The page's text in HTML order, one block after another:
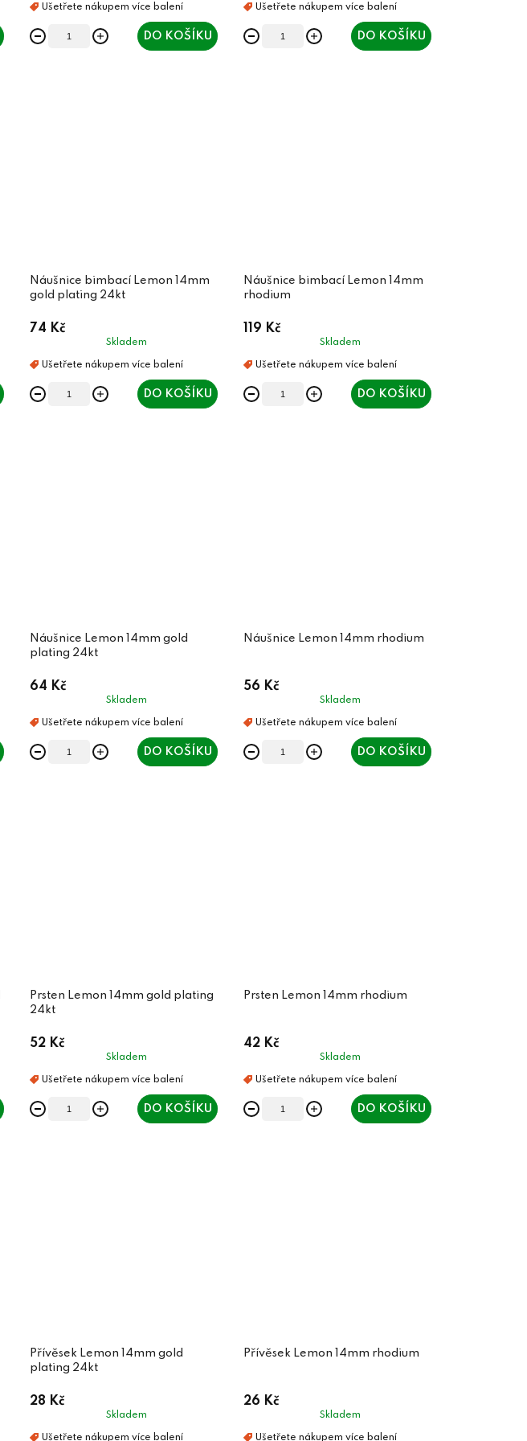
DO KOŠÍKU DO KOŠÍKU
Náušnice bimbací Lemon 14mm
gold plating 24kt
74 Kč
Skladem
DO KOŠÍKU
Náušnice bimbací Lemon 14mm
rhodium
119 Kč
Skladem
DO KOŠÍKU
Náušnice Lemon 14mm gold
plating 24kt
64 Kč
Skladem
DO KOŠÍKU
Náušnice Lemon 14mm rhodium
56 Kč
Skladem
DO KOŠÍKU
Prsten Lemon 14mm gold plating
24kt
52 Kč
Skladem
DO KOŠÍKU
Prsten Lemon 14mm rhodium
42 Kč
Skladem
DO KOŠÍKU
Přívěsek Lemon 14mm gold
plating 24kt
28 Kč
Skladem
Přívěsek Lemon 14mm rhodium
26 Kč
Skladem